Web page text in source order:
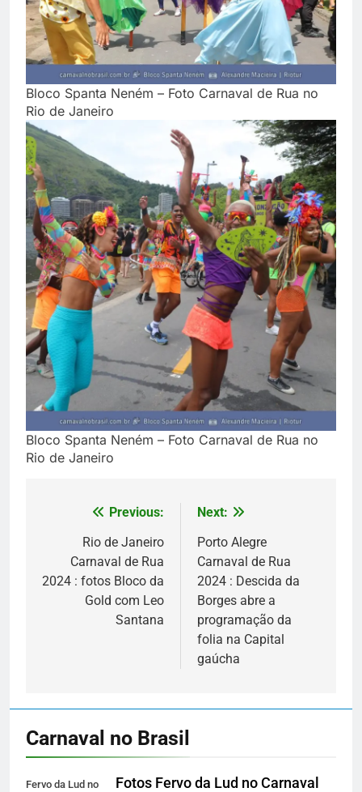
Bloco Spanta Neném – Foto Carnaval de Rua no
Rio de Janeiro
Bloco Spanta Neném – Foto Carnaval de Rua no
Rio de Janeiro
Navegação
Post
Previous:
Rio de Janeiro
Carnaval de Rua
2024 : fotos Bloco da
Gold com Leo
Santana
Next:
Porto Alegre
Carnaval de Rua
2024 : Descida da
Borges abre a
programação da
folia na Capital
gaúcha
Carnaval no Brasil
Fervo da Lud no
Fotos Fervo da Lud no Carnaval